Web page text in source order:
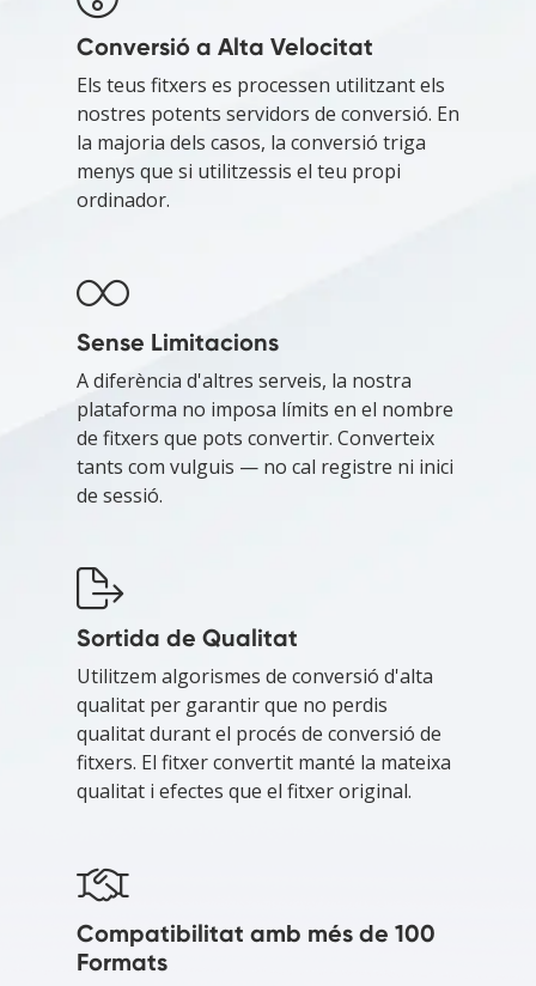
Conversió a Alta Velocitat
Els teus fitxers es processen utilitzant els
nostres potents servidors de conversió. En
la majoria dels casos, la conversió triga
menys que si utilitzessis el teu propi
ordinador.
Sense Limitacions
A diferència d'altres serveis, la nostra
plataforma no imposa límits en el nombre
de fitxers que pots convertir. Converteix
tants com vulguis — no cal registre ni inici
de sessió.
Sortida de Qualitat
Utilitzem algorismes de conversió d'alta
qualitat per garantir que no perdis
qualitat durant el procés de conversió de
fitxers. El fitxer convertit manté la mateixa
qualitat i efectes que el fitxer original.
Compatibilitat amb més de 100
Formats